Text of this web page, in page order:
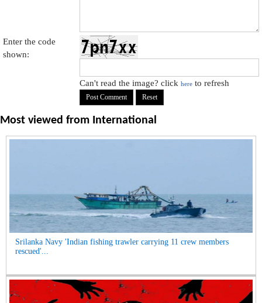
Enter the code
shown:
Can't read the image? clickhere to refresh
Most viewed from International
Srilanka Navy 'Indian fishing trawler carrying 11 crew members
rescued'...